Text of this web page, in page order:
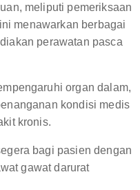
meliputi pemeriksaan
menawarkan berbagai
perawatan pasca
organ dalam,
kondisi medis
kronis.
bagi pasien dengan
gawat darurat